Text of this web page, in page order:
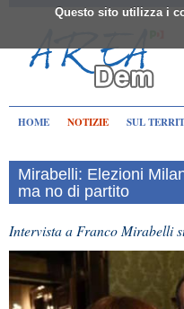
Questo sito utilizza i
HOME NOTIZIE SUL
Mirabelli: Elezioni
ma no di partito
Intervista a Franco Mirabelli